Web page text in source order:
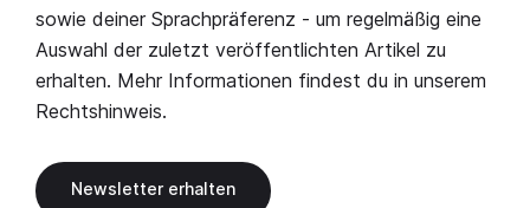
sowie deiner Sprachpräferenz - um regelmäßig eine
Auswahl der zuletzt veröffentlichten Artikel zu
erhalten. Mehr Informationen findest du in unserem
Rechtshinweis.